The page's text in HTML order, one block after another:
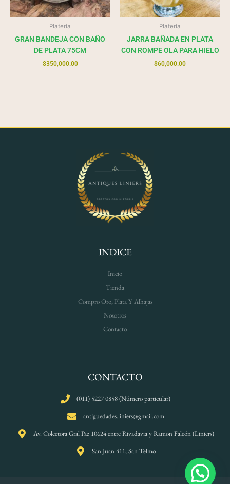
Platería
GRAN BANDEJA CON BAÑO
DE PLATA 75CM
$350,000.00
Platería
JARRA BAÑADA EN PLATA
CON ROMPE OLA PARA HIELO
$60,000.00
INDICE
Inicio
Tienda
Compro Oro, Plata Y Alhajas
Nosotros
Contacto
CONTACTO
(011) 5227 0858 (Número particular)
antiguedades.liniers@gmail.com
Av. Colectora Gral Paz 10624 entre Rivadavia y Ramon Falcón (Liniers)
San Juan 411, San Telmo